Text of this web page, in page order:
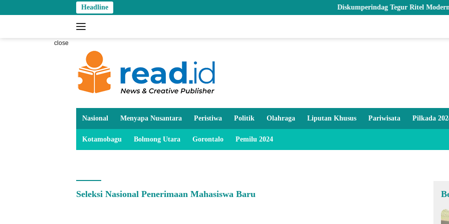
to
Headline Diskumperindag Tegur Ritel Modern dan
close
Nasional Menyapa Nusantara Peristiwa Politik Olahraga Liputan Khusus Pariwisata Pilkada
Kotamobagu Bolmong Utara Gorontalo Pemilu 2024
Seleksi Nasional Penerimaan Mahasiswa Baru